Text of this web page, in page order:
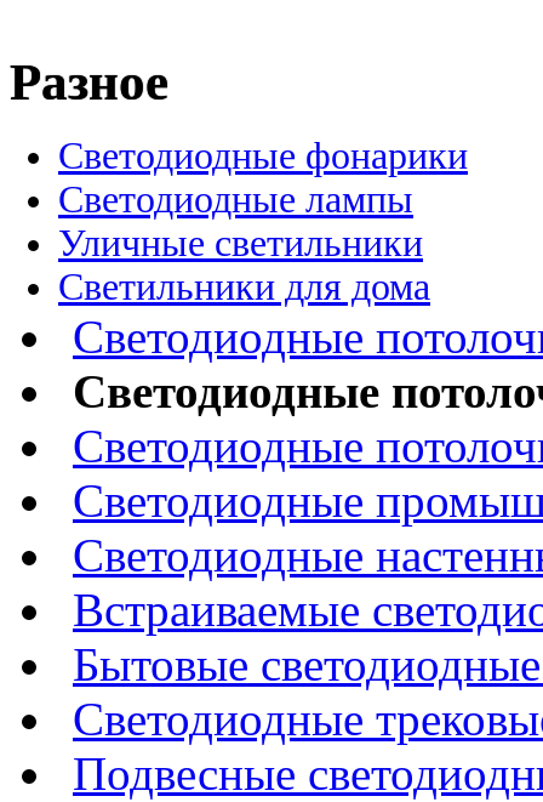
Разное
Светодиодные фонарики
Светодиодные лампы
Уличные светильники
Светильники для дома
Светодиодные
Светодиодные
Светодиодные
Светодиодные
Светодиодные
Встраиваемые
Бытовые
Светодиодные
Подвесные